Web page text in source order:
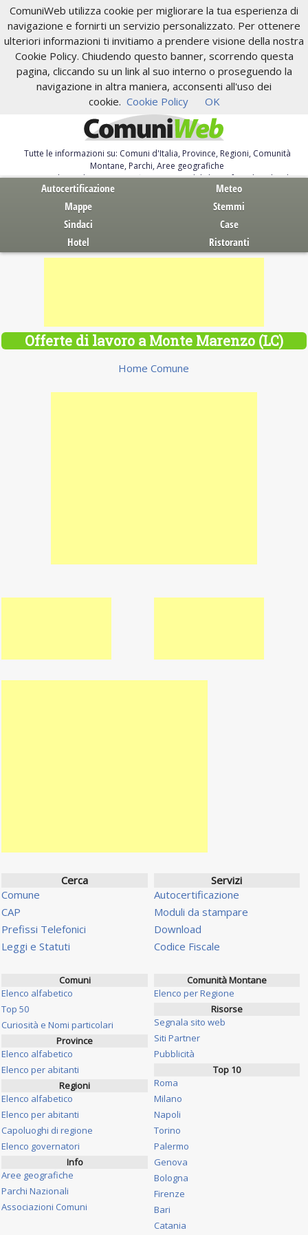
ComuniWeb utilizza cookie per migliorare la tua esperienza di
navigazione e fornirti un servizio personalizzato. Per ottenere
ulteriori informazioni ti invitiamo a prendere visione della nostra
Cookie Policy. Chiudendo questo banner, scorrendo questa
pagina, cliccando su un link al suo interno o proseguendo la
navigazione in altra maniera, acconsenti all'uso dei
cookie. Cookie Policy OK
Tutte le informazioni su: Comuni d'Italia, Province, Regioni, Comunità
Montane, Parchi, Aree geografiche
Servizi al Cittadino. Autocertificazione, moduli, leggi, free download
Autocertificazione
Meteo
Mappe
Stemmi
Sindaci
Case
Hotel
Ristoranti
Offerte di lavoro a Monte Marenzo (LC)
Home Comune
Cerca
Comune
CAP
Prefissi Telefonici
Leggi e Statuti
Servizi
Autocertificazione
Moduli da stampare
Download
Codice Fiscale
Comuni
Elenco alfabetico
Top 50
Curiosità e Nomi particolari
Province
Elenco alfabetico
Elenco per abitanti
Regioni
Elenco alfabetico
Elenco per abitanti
Capoluoghi di regione
Elenco governatori
Info
Aree geografiche
Parchi Nazionali
Associazioni Comuni
Comunità Montane
Elenco per Regione
Risorse
Segnala sito web
Siti Partner
Pubblicità
Top 10
Roma
Milano
Napoli
Torino
Palermo
Genova
Bologna
Firenze
Bari
Catania